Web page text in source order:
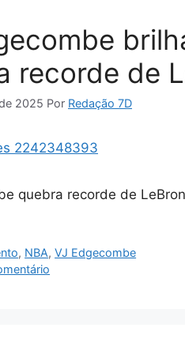
recorde de
2025 Por Redação 7D
quebra recorde de
, NBA,VJ Edgecombe